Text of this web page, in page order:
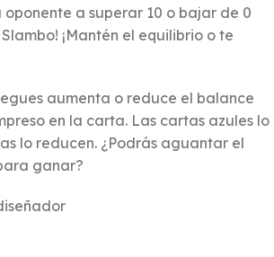
oponente a superar 10 o bajar de 0
¡Mantén el equilibrio o te
aumenta o reduce el balance
en la carta. Las cartas azules lo
lo reducen. ¿Podrás aguantar el
ganar?